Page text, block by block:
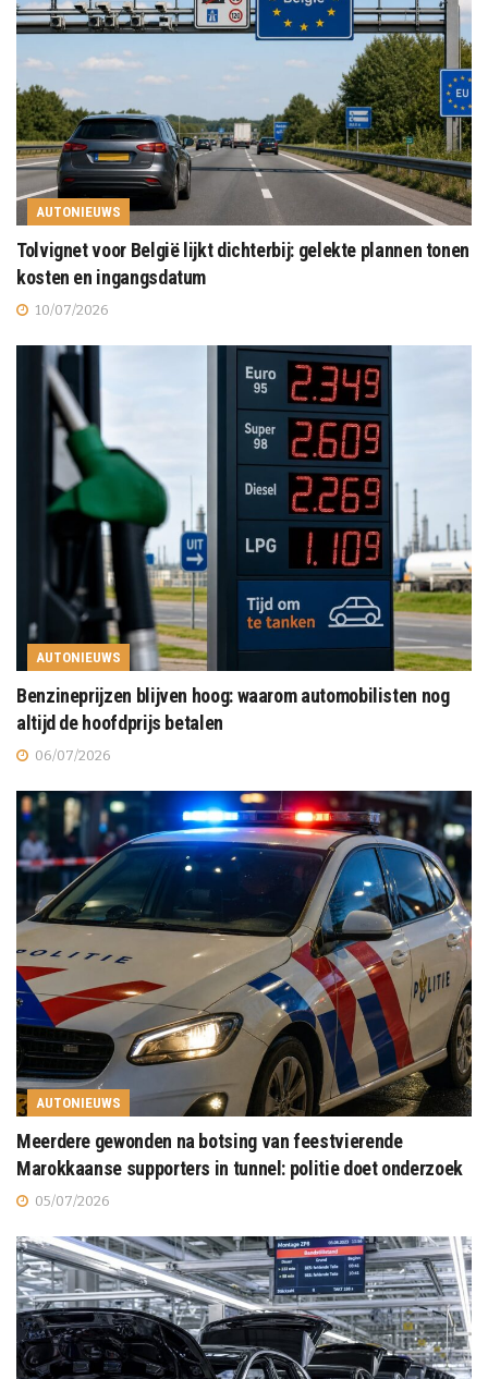
AUTONIEUWS
Tolvignet voor België lijkt dichterbij: gelekte plannen tonen
kosten en ingangsdatum
10/07/2026
AUTONIEUWS
Benzineprijzen blijven hoog: waarom automobilisten nog
altijd de hoofdprijs betalen
06/07/2026
AUTONIEUWS
Meerdere gewonden na botsing van feestvierende
Marokkaanse supporters in tunnel: politie doet onderzoek
05/07/2026